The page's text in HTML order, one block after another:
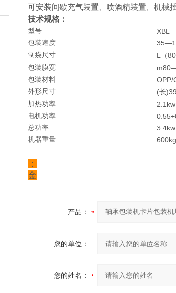
可安装间歇充气装置、喷酒精装置、机械
技术规格：
型号
包装速度
制袋尺寸
L （
包装膜宽
包装材料 OPP/
外形尺寸
(长
加热功率 2.1kw
电机功率
总功率 3.4kw
机器重量 600kg
：
金
产品：
您的单位：
您的姓名：